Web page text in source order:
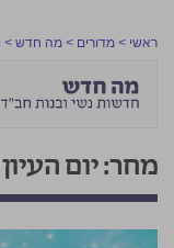
ראשי > מדורים > מה חדש >
מחר: יום